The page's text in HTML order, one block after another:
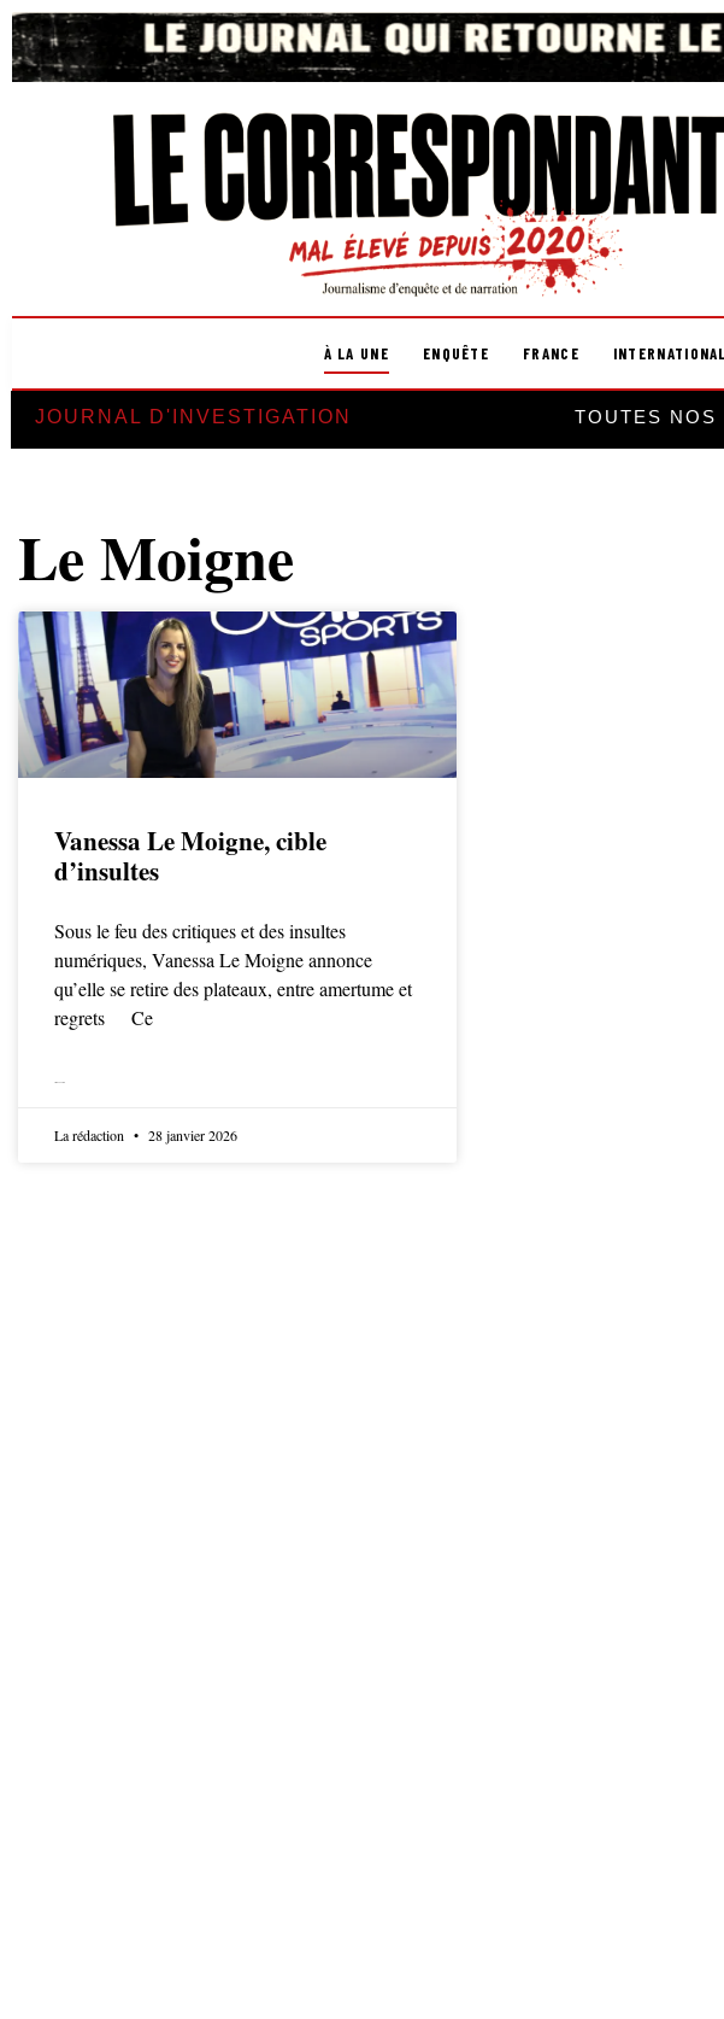
À LA UNE ENQUÊTE FRANCE INTERNATIONAL
JOURNAL D'INVESTIGATION TOUTES NOS
Le Moigne
Vanessa Le Moigne, cible
d’insultes
Sous le feu des critiques et des insultes
numériques, Vanessa Le Moigne annonce
qu’elle se retire des plateaux, entre amertume et
regrets Ce
La rédaction 28 janvier 2026